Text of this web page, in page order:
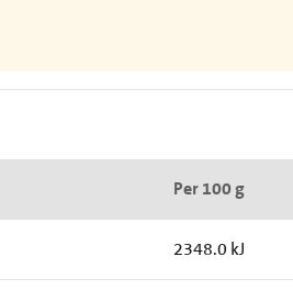
Per 100 g
2348.0 kJ